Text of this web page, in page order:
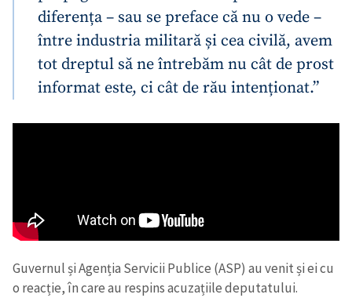
diferența – sau se preface că nu o vede –
între industria militară și cea civilă, avem
tot dreptul să ne întrebăm nu cât de prost
informat este, ci cât de rău intenționat.”
Guvernul și Agenția Servicii Publice (ASP) au venit și ei cu
o reacție, în care au respins acuzațiile deputatului.